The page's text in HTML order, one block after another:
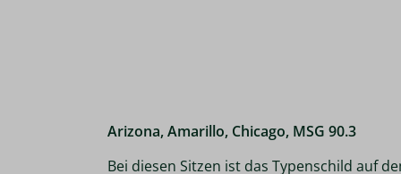
Arizona, Amarillo, Chicago, MSG 90.3
Bei diesen Sitzen ist das Typenschild auf